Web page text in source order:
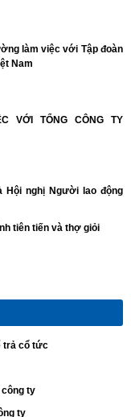
làm việc với Tập đoàn
Nam
VỚI TỔNG CÔNG TY
Hội nghị Người lao động
tiên tiến và thợ giỏi
trả cổ tức
công ty
ty